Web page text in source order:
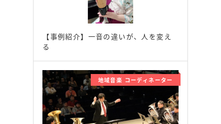
【事例紹介】一音の違いが、人を変え
る
地域音楽 コーディネーター